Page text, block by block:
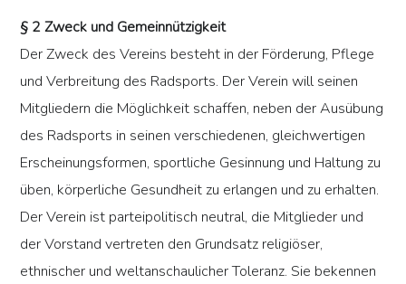
§ 2 Zweck und Gemeinnützigkeit
Der Zweck des Vereins besteht in der Förderung, Pflege
und Verbreitung des Radsports. Der Verein will seinen
Mitgliedern die Möglichkeit schaffen, neben der Ausübung
des Radsports in seinen verschiedenen, gleichwertigen
Erscheinungsformen, sportliche Gesinnung und Haltung zu
üben, körperliche Gesundheit zu erlangen und zu erhalten.
Der Verein ist parteipolitisch neutral, die Mitglieder und
der Vorstand vertreten den Grundsatz religiöser,
ethnischer und weltanschaulicher Toleranz. Sie bekennen